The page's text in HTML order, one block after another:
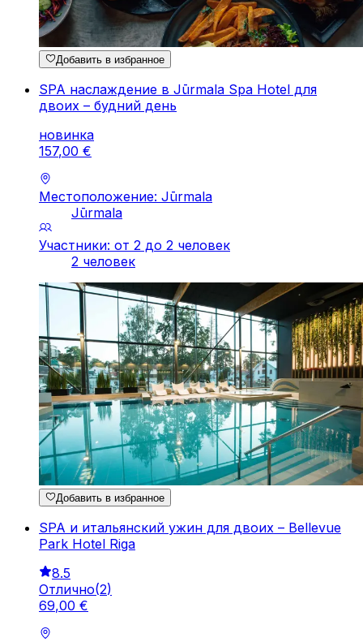
Добавить в избранное
SPA наслаждение в Jūrmala Spa Hotel для
двоих – будний день
новинка
157,00 €
Местоположение: Jūrmala
Jūrmala
Участники: от 2 до 2 человек
2 человек
Добавить в избранное
SPA и итальянский ужин для двоих – Bellevue
Park Hotel Riga
8.5
Отлично(2)
69,00 €